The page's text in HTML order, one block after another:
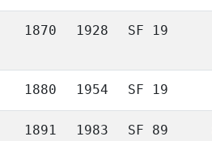
1870 1928 SF 19
1880 1954 SF 19
1891 1983 SF 89